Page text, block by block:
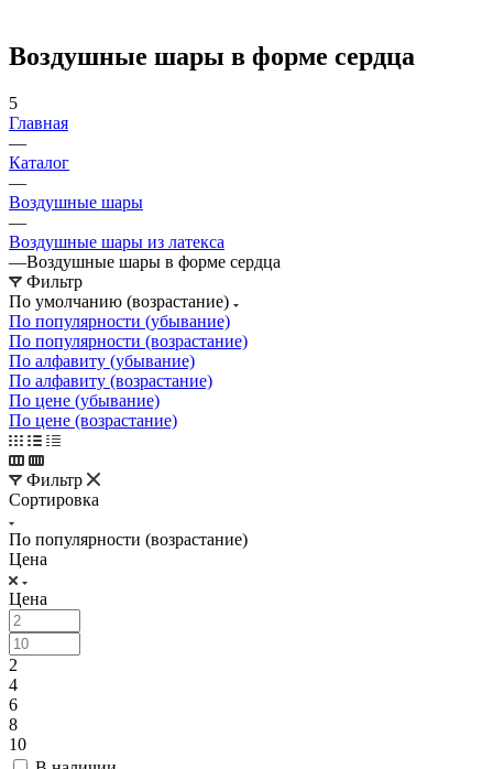
Воздушные шары в форме сердца
5
Главная
—
Каталог
—
Воздушные шары
—
Воздушные шары из латекса
—Воздушные шары в форме сердца
Фильтр
По умолчанию (возрастание)
По популярности (убывание)
По популярности (возрастание)
По алфавиту (убывание)
По алфавиту (возрастание)
По цене (убывание)
По цене (возрастание)
Фильтр
Сортировка
По популярности (возрастание)
Цена
Цена
2
4
6
8
10